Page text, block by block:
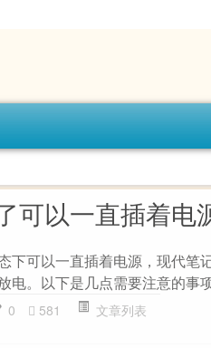
可以一直插着电
下可以一直插着电源，现代笔
电。以下是几点需要注意的事
0 581 文章列表